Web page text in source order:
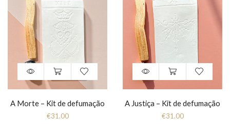
A Morte – Kit de defumação
€31.00
A Justiça – Kit de defumação
€31.00